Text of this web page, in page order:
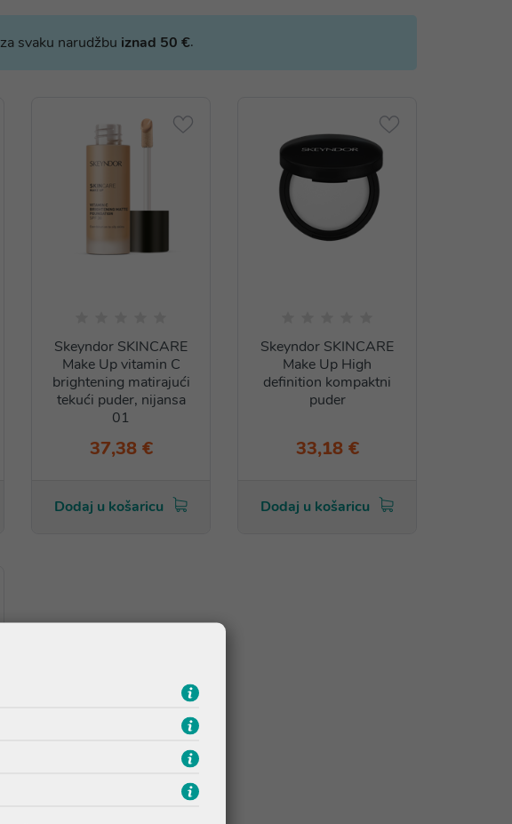
svaku narudžbu iznad 50 €.
Skeyndor SKINCARE
Make Up vitamin C
brightening matirajući
tekući puder, nijansa
01
37,38 €
Dodaj u košaricu
Skeyndor SKINCARE
Make Up High
definition kompaktni
puder
33,18 €
Dodaj u košaricu